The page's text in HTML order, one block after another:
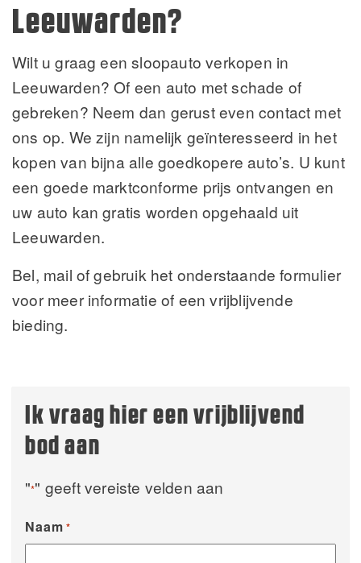
Leeuwarden?
Wilt u graag een sloopauto verkopen in
Leeuwarden? Of een auto met schade of
gebreken? Neem dan gerust even contact met
ons op. We zijn namelijk geïnteresseerd in het
kopen van bijna alle goedkopere auto’s. U kunt
een goede marktconforme prijs ontvangen en
uw auto kan gratis worden opgehaald uit
Leeuwarden.
Bel, mail of gebruik het onderstaande formulier
voor meer informatie of een vrijblijvende
bieding.
Ik vraag hier een vrijblijvend
bod aan
"*" geeft vereiste velden aan
Naam *